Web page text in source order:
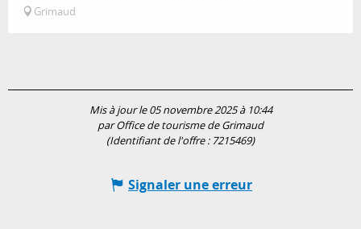
Grimaud
Mis à jour le 05 novembre 2025 à 10:44
par Office de tourisme de Grimaud
(Identifiant de l'offre : 7215469)
Signaler une erreur